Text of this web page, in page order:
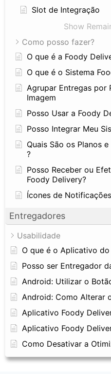
Slot de Integração
Show
Como posso fazer?
O que é a Foody
O que é o Sistema
Agrupar Entregas por
Imagem
Posso Usar a Foody
Posso Integrar Meu
Quais São os Planos
?
Posso Receber ou
Foody Delivery?
Ícones de
Entregadores
Usabilidade
O que é o Aplicativo
Posso ser Entregador
Android: Utilizar o
Android: Como Alterar
Aplicativo Foody
Aplicativo Foody
Como Desativar a